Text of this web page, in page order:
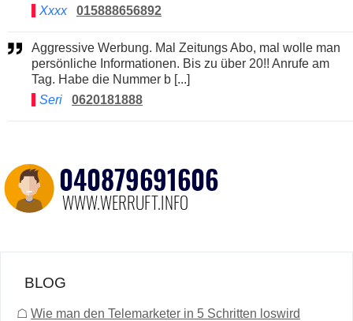
Xxxx
015888656892
Aggressive Werbung. Mal Zeitungs Abo, mal wolle man
persönliche Informationen. Bis zu über 20!! Anrufe am
Tag. Habe die Nummer b [...]
Seri
0620181888
BLOG
☖ Wie man den Telemarketer in 5 Schritten loswird